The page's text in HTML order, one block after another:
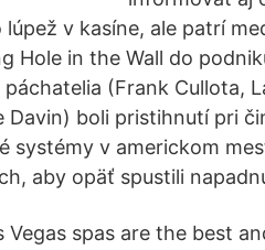
v kasíne, ale patrí
Hole in the Wall do
páchatelia (Frank Cullota,
Davin) boli pristihnutí pri
systémy v americkom
aby opäť spustili
Vegas spas are the best